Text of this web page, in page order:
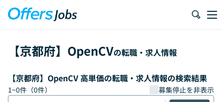
【京都府】 OpenCVの転職・求人情報
【京都府】OpenCV 高単価の転職・求人情報の検索結果
1~0件（0件） 募集停止を非表示